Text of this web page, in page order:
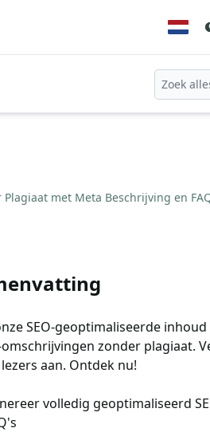
met Meta Beschrijving en
SEO-geoptimaliseerde
zonder plagiaat.
aan. Ontdek nu!
volledig geoptimaliseerd